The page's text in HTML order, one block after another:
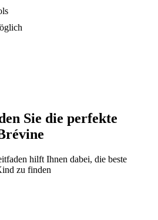
Sie die perfekte
hilft Ihnen dabei, die beste
zu finden